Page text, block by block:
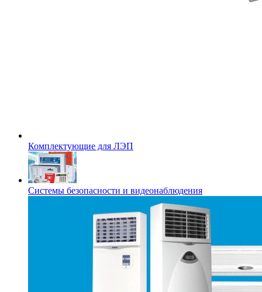
Комплектующие для ЛЭП
Системы безопасности и видеонаблюдения